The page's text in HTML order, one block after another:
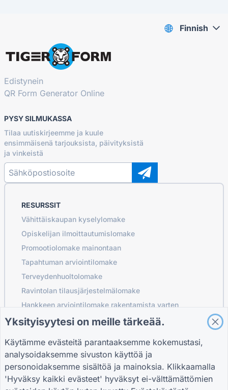
Edistynein
QR Form Generator Online
PYSY SILMUKASSA
Tilaa uutiskirjeemme ja kuule
ensimmäisenä tarjouksista, päivityksistä
ja vinkeistä
RESURSSIT
Vähittäiskaupan kyselylomake
Opiskelijan ilmoittautumislomake
Promootiolomake mainontaan
Tapahtuman arviointilomake
Terveydenhuoltolomake
Ravintolan tilausjärjestelmälomake
Hankkeen arviointilomake rakentamista varten
Logistiikan toimittajan arviointilomake
Asiakkaan sitouttamislomake
Finnish
Yksityisyytesi on meille tärkeää.
Käytämme evästeitä parantaaksemme kokemustasi,
analysoidaksemme sivuston käyttöä ja
personoidaksemme sisältöä ja mainoksia. Klikkaamalla
'Hyväksy kaikki evästeet' hyväksyt ei-välttämättömien